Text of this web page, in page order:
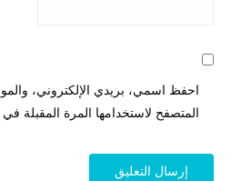
احفظ اسمي، بريدي الإلكتروني،
المتصفح لاستخدامها المرة المقبلة